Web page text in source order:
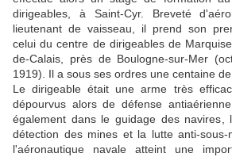
dirigeables, à Saint-Cyr. Breveté
lieutenant de vaisseau, il prend son
celui du centre de dirigeables de
de-Calais, près de Boulogne-sur-Mer
1919). Il a sous ses ordres une centaine
Le dirigeable était une arme très
dépourvus alors de défense
également dans le guidage des navires,
détection des mines et la lutte anti-sous-
l'aéronautique navale atteint une